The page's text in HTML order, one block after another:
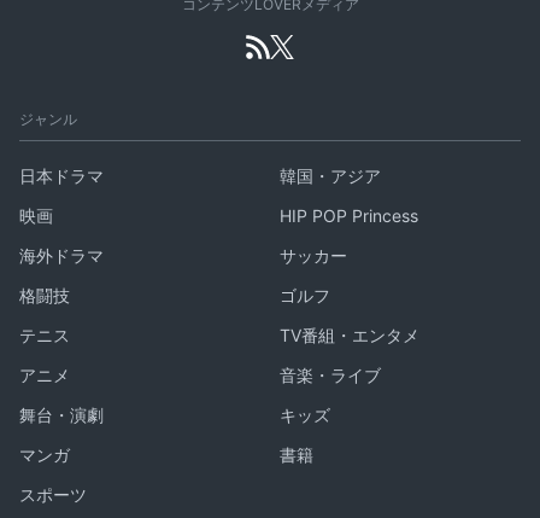
コンテンツLOVERメディア
ジャンル
日本ドラマ
韓国・アジア
映画
HIP POP Princess
海外ドラマ
サッカー
格闘技
ゴルフ
テニス
TV番組・エンタメ
アニメ
音楽・ライブ
舞台・演劇
キッズ
マンガ
書籍
スポーツ